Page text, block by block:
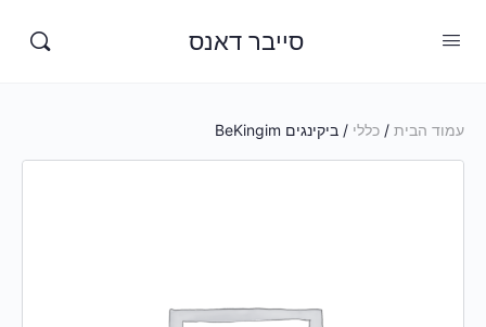
סייבר דאנס
עמוד הבית / כללי / ביקינגים BeKingim